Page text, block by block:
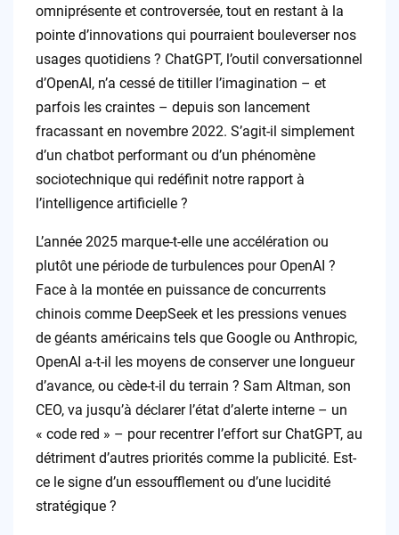
omniprésente et controversée, tout en restant à la
pointe d’innovations qui pourraient bouleverser nos
usages quotidiens ? ChatGPT, l’outil conversationnel
d’OpenAI, n’a cessé de titiller l’imagination – et
parfois les craintes – depuis son lancement
fracassant en novembre 2022. S’agit-il simplement
d’un chatbot performant ou d’un phénomène
sociotechnique qui redéfinit notre rapport à
l’intelligence artificielle ?
L’année 2025 marque-t-elle une accélération ou
plutôt une période de turbulences pour OpenAI ?
Face à la montée en puissance de concurrents
chinois comme DeepSeek et les pressions venues
de géants américains tels que Google ou Anthropic,
OpenAI a-t-il les moyens de conserver une longueur
d’avance, ou cède-t-il du terrain ? Sam Altman, son
CEO, va jusqu’à déclarer l’état d’alerte interne – un
« code red » – pour recentrer l’effort sur ChatGPT, au
détriment d’autres priorités comme la publicité. Est-
ce le signe d’un essoufflement ou d’une lucidité
stratégique ?